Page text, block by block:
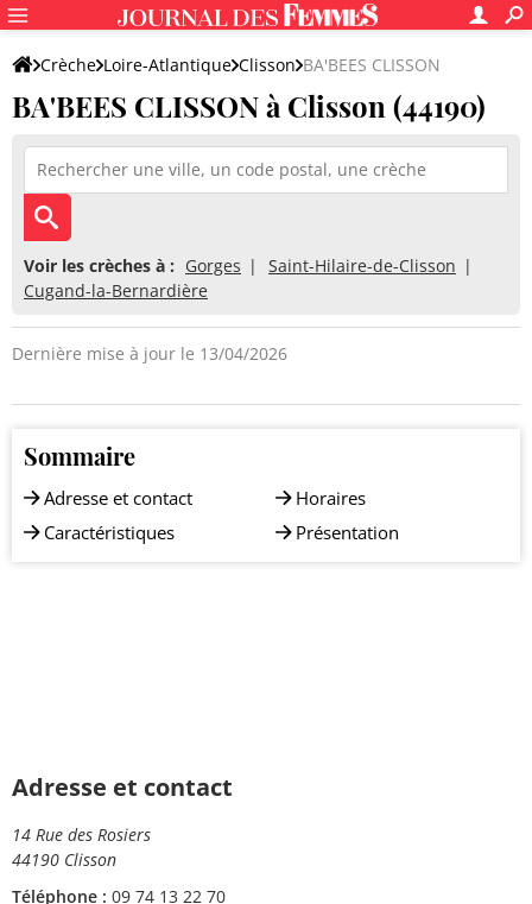
Crèche Loire-Atlantique Clisson BA'BEES CLISSON
BA'BEES CLISSON à Clisson (44190)
Voir les crèches à : Gorges
Saint-Hilaire-de-Clisson
Cugand-la-Bernardière
Dernière mise à jour le 13/04/2026
Sommaire
Adresse et contact
Caractéristiques
Horaires
Présentation
Adresse et contact
14 Rue des Rosiers
44190 Clisson
Téléphone : 09 74 13 22 70